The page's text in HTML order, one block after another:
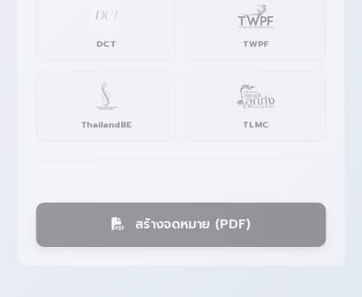
DCT TWPF
ThailandBE TLMC
สร้างจดหมาย (PDF)